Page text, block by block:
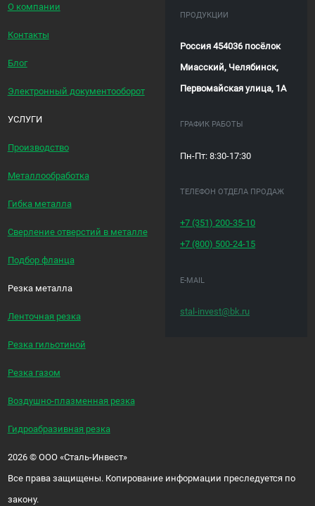
О компании
Контакты
Блог
Электронный документооборот
УСЛУГИ
Производство
Металлообработка
Гибка металла
Сверление отверстий в металле
Подбор фланца
Резка металла
Ленточная резка
Резка гильотиной
Резка газом
Воздушно-плазменная резка
Гидроабразивная резка
ПРОДУКЦИИ
Россия 454036 посёлок
Миасский, Челябинск,
Первомайская улица, 1А
ГРАФИК РАБОТЫ
Пн-Пт: 8:30-17:30
ТЕЛЕФОН ОТДЕЛА ПРОДАЖ
+7 (351)200-35-10
+7 (800) 500-24-15
E-MAIL
stal-invest@bk.ru
2026 ©ООО «Сталь-Инвест»
Все права защищены. Копирование информации преследуется по
закону.